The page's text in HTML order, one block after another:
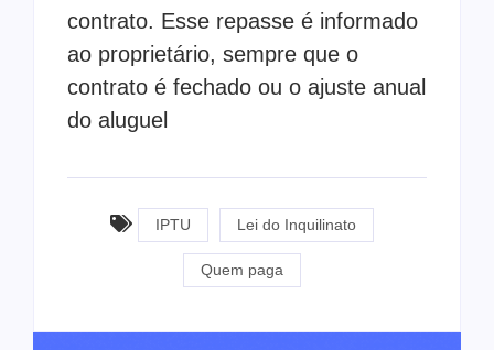
contrato. Esse repasse é informado
ao proprietário, sempre que o
contrato é fechado ou o ajuste anual
do aluguel
IPTU Lei do Inquilinato
Quem paga